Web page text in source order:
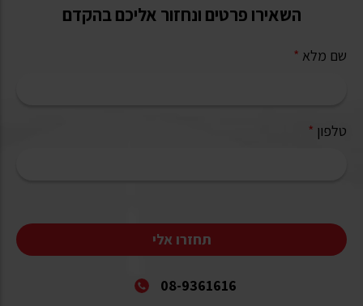
השאירו פרטים ונחזור אליכם בהקדם
שם מלא *
טלפון *
תחזרו אלי
08-9361616